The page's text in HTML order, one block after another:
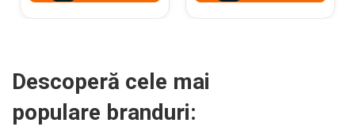
Descoperă cele mai
populare branduri: